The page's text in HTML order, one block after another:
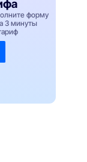
форму
3 минуты